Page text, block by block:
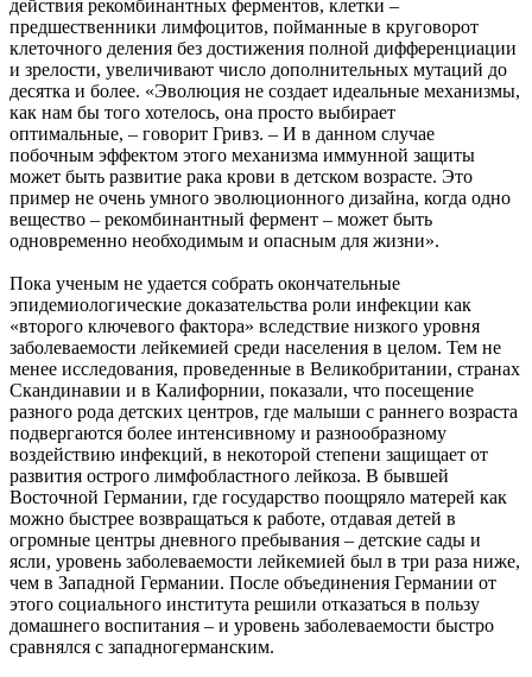
действия рекомбинантных ферментов, клетки –
предшественники лимфоцитов, пойманные в круговорот
клеточного деления без достижения полной дифференциации
и зрелости, увеличивают число дополнительных мутаций до
десятка и более. «Эволюция не создает идеальные механизмы,
как нам бы того хотелось, она просто выбирает
оптимальные, – говорит Гривз. – И в данном случае
побочным эффектом этого механизма иммунной защиты
может быть развитие рака крови в детском возрасте. Это
пример не очень умного эволюционного дизайна, когда одно
вещество – рекомбинантный фермент – может быть
одновременно необходимым и опасным для жизни».
Пока ученым не удается собрать окончательные
эпидемиологические доказательства роли инфекции как
«второго ключевого фактора» вследствие низкого уровня
заболеваемости лейкемией среди населения в целом. Тем не
менее исследования, проведенные в Великобритании, странах
Скандинавии и в Калифорнии, показали, что посещение
разного рода детских центров, где малыши с раннего возраста
подвергаются более интенсивному и разнообразному
воздействию инфекций, в некоторой степени защищает от
развития острого лимфобластного лейкоза. В бывшей
Восточной Германии, где государство поощряло матерей как
можно быстрее возвращаться к работе, отдавая детей в
огромные центры дневного пребывания – детские сады и
ясли, уровень заболеваемости лейкемией был в три раза ниже,
чем в Западной Германии. После объединения Германии от
этого социального института решили отказаться в пользу
домашнего воспитания – и уровень заболеваемости быстро
сравнялся с западногерманским.